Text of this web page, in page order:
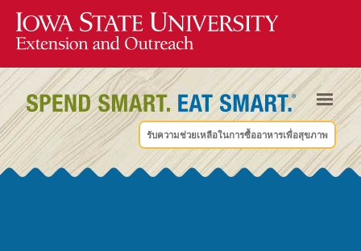
รับความช่วยเหลือในการซื้ออาหารเพื่อสุขภาพ